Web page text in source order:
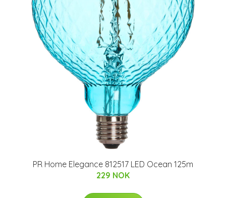
PR Home Elegance 812517 LED Ocean 125m
229 NOK